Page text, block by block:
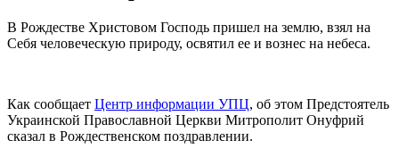
В Рождестве Христовом Господь пришел на землю, взял на
Себя человеческую природу, освятил ее и вознес на небеса.
Как сообщает Центр информации УПЦ, об этом Предстоятель
Украинской Православной Церкви Митрополит Онуфрий
сказал в Рождественском поздравлении.